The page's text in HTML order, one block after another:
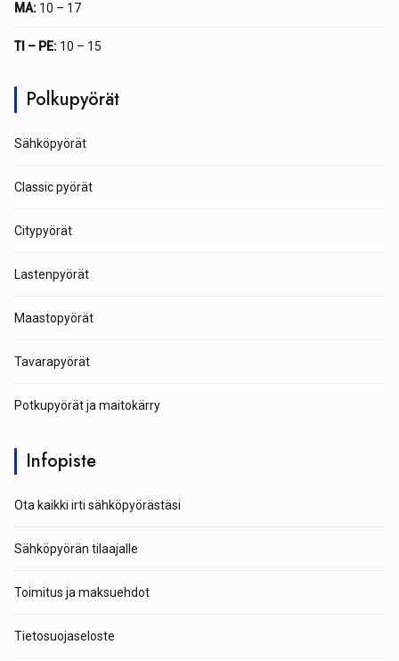
MA: 10 – 17
TI – PE: 10 – 15
Polkupyörät
Sähköpyörät
Classic pyörät
Citypyörät
Lastenpyörät
Maastopyörät
Tavarapyörät
Potkupyörät ja maitokärry
Infopiste
Ota kaikki irti sähköpyörästäsi
Sähköpyörän tilaajalle
Toimitus ja maksuehdot
Tietosuojaseloste